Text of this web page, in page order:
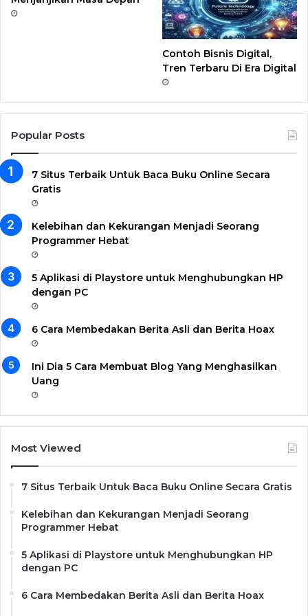
m
Contoh Bisnis Digital,
Tren Terbaru Di Era Digital
Popular Posts
7 Situs Terbaik Untuk Baca Buku Online Secara
Gratis
Kelebihan dan Kekurangan Menjadi Seorang
Programmer Hebat
5 Aplikasi di Playstore untuk Menghubungkan HP
dengan PC
6 Cara Membedakan Berita Asli dan Berita Hoax
Ini Dia 5 Cara Membuat Blog Yang Menghasilkan
Uang
Most Viewed
7 Situs Terbaik Untuk Baca Buku Online Secara Gratis
Kelebihan dan Kekurangan Menjadi Seorang
Programmer Hebat
5 Aplikasi di Playstore untuk Menghubungkan HP
dengan PC
6 Cara Membedakan Berita Asli dan Berita Hoax